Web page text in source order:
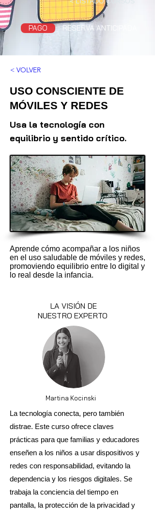
PAGO RESERVA ANTICIPADA
< VOLVER
USO CONSCIENTE DE
MÓVILES Y REDES
Usa la tecnología con
equilibrio y sentido crítico.
Aprende cómo acompañar a los niños
en el uso saludable de móviles y redes,
promoviendo equilibrio entre lo digital y
lo real desde la infancia.
LA VISIÓN DE
NUESTRO EXPERTO
Martina Kocinski
La tecnología conecta, pero también
distrae. Este curso ofrece claves
prácticas para que familias y educadores
enseñen a los niños a usar dispositivos y
redes con responsabilidad, evitando la
dependencia y los riesgos digitales. Se
trabaja la conciencia del tiempo en
pantalla, la protección de la privacidad y